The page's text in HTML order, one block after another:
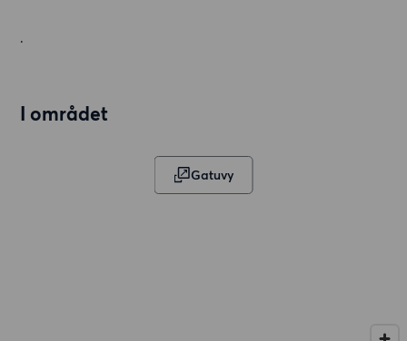
.
I området
Gatuvy